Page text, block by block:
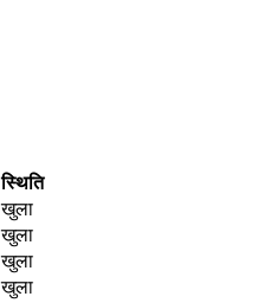
स्थिति
खुला
खुला
खुला
खुला